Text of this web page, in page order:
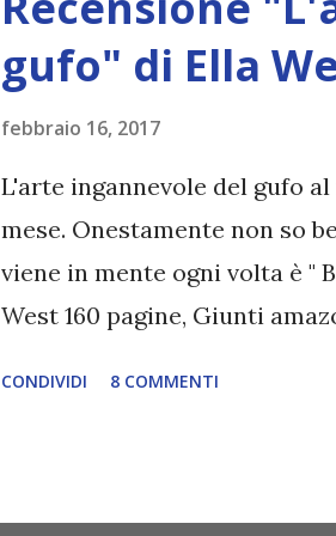
Pamy 4. La collina dei
prezzo dell'amore, R.K. Lilley
Anelli ( La compagnia
consigliato da Saji Connor e
letto qualche annetto fa, ma
comunque avevo intenz...
gufo" di Ella
febbraio 16, 2017
L'arte ingannevole del gufo
mese. Onestamente non so
viene in mente ogni volta è "
West 160 pagine, Giunti
suonare, e quando loro
CONDIVIDI 8 COMMENTI